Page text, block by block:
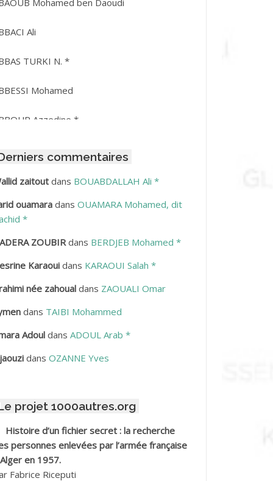
Ali
TURKI N. *
Mohamed
Azzedine *
Amar
Hamid
Mohamed
Lakhdar
Haciba
Mohamed Hamoud*
Mohamed *
Ahmed
Mohamed ben Kaddour
Kouider
commentaires
zaitoutdans BOUABDALLAH Ali *
ouamaradans OUAMARA Mohamed, dit
*
ZOUBIRdans BERDJEB Mohamed *
Karaouidans KARAOUI Salah *
née zahoualdans ZAOUALI Omar
dans TAIBI Mohammed
Adouldans ADOUL Arab *
dans OZANNE Yves
projet 1000autres.org
Histoire d’un fichier secret : la recherche
personnes enlevées par l’armée française
en 1957.
Fabrice Riceputi